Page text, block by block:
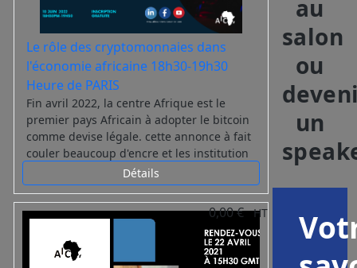
Le rôle des cryptomonnaies dans
l'économie africaine 18h30-19h30
Heure de PARIS
Fin avril 2022, la centre Afrique est le
premier pays Africain à adopter le bitcoin
comme devise légale. cette annonce à fait
couler beaucoup d'encre et les institution
africaines et internationale ne sont pas
favorable à l'utilisation du bitcoin comme
monnaie légale surtout en Afrique.
Africa Innovation Center vous propose une
immersion au cœur de l’économie et dans
Détails
0,00 € HT
au
salon
ou
un